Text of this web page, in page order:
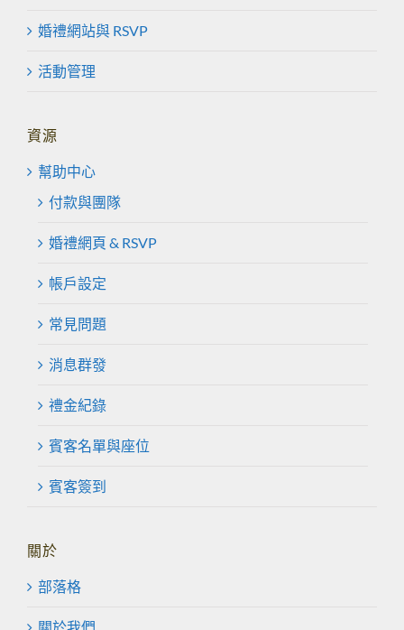
婚禮網站與 RSVP
活動管理
資源
幫助中心
付款與團隊
婚禮網頁 & RSVP
帳戶設定
常見問題
消息群發
禮金紀錄
賓客名單與座位
賓客簽到
關於
部落格